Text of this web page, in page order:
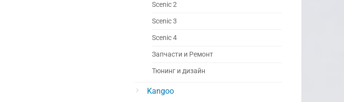
Scenic 2
Scenic 3
Scenic 4
Запчасти и Ремонт
Тюнинг и дизайн
Kangoo